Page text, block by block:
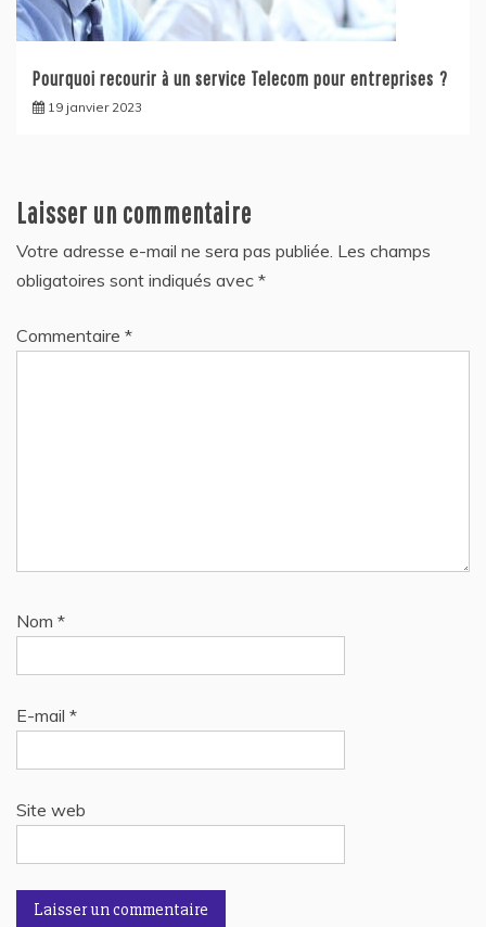
Pourquoi recourir à un service Telecom pour entreprises ?
19 janvier 2023
Laisser un commentaire
Votre adresse e-mail ne sera pas publiée. Les champs
obligatoires sont indiqués avec *
Commentaire *
Nom *
E-mail *
Site web